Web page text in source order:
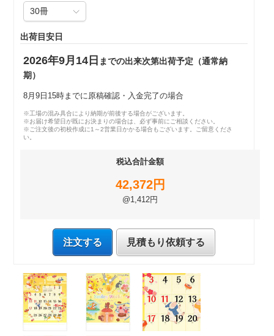
出荷目安日
2026年9月14日 までの出来次第出荷予定（通常納
期）
8月9日15時までに原稿確認・入金完了の場合
※工場の混み具合により納期が前後する場合がございます。
※お届け希望日が既にお決まりの場合は、必ず事前にご相談ください。
※ご注文後の初校作成に1～2営業日かかる場合もございます。ご留意くださ
い。
税込合計金額
42,372円
@1,412円
注文する 見積もり依頼する